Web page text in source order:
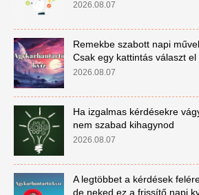
2026.08.07
Remekbe szabott napi
Csak egy kattintás választ el
2026.08.07
Ha izgalmas kérdésekre
nem szabad kihagynod
2026.08.07
A legtöbbet a kérdések
de neked ez a frissítő napi